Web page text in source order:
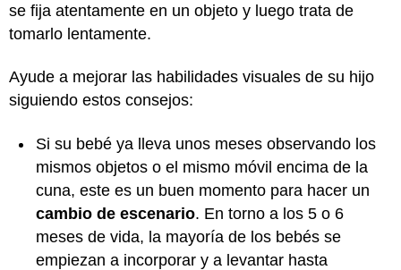
se fija atentamente en un objeto y luego trata de
tomarlo lentamente.
Ayude a mejorar las habilidades visuales de su hijo
siguiendo estos consejos:
Si su bebé ya lleva unos meses observando los
mismos objetos o el mismo móvil encima de la
cuna, este es un buen momento para hacer un
cambio de escenario. En torno a los 5 o 6
meses de vida, la mayoría de los bebés se
empiezan a incorporar y a levantar hasta